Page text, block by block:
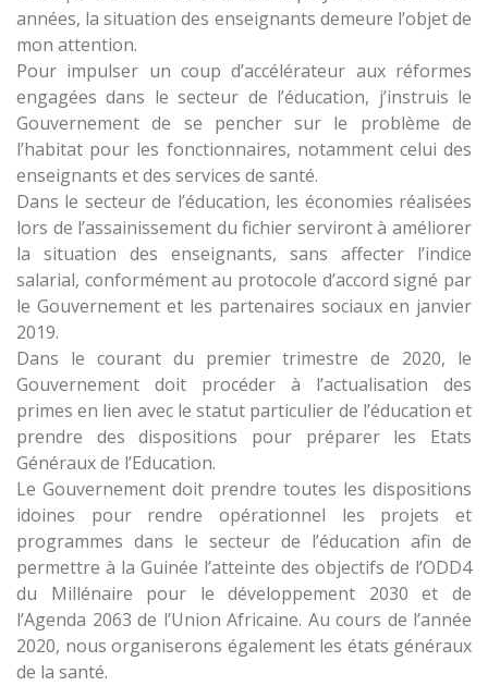
années, la situation des enseignants demeure l’objet de
mon attention.
Pour impulser un coup d’accélérateur aux réformes
engagées dans le secteur de l’éducation, j’instruis le
Gouvernement de se pencher sur le problème de
l’habitat pour les fonctionnaires, notamment celui des
enseignants et des services de santé.
Dans le secteur de l’éducation, les économies réalisées
lors de l’assainissement du fichier serviront à améliorer
la situation des enseignants, sans affecter l’indice
salarial, conformément au protocole d’accord signé par
le Gouvernement et les partenaires sociaux en janvier
2019.
Dans le courant du premier trimestre de 2020, le
Gouvernement doit procéder à l’actualisation des
primes en lien avec le statut particulier de l’éducation et
prendre des dispositions pour préparer les Etats
Généraux de l’Education.
Le Gouvernement doit prendre toutes les dispositions
idoines pour rendre opérationnel les projets et
programmes dans le secteur de l’éducation afin de
permettre à la Guinée l’atteinte des objectifs de l’ODD4
du Millénaire pour le développement 2030 et de
l’Agenda 2063 de l’Union Africaine. Au cours de l’année
2020, nous organiserons également les états généraux
de la santé.